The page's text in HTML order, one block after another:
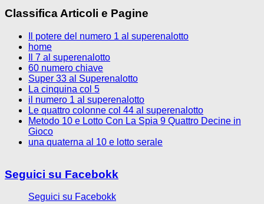
Classifica Articoli e Pagine
Il potere del numero 1 al superenalotto
home
Il 7 al superenalotto
60 numero chiave
Super 33 al Superenalotto
La cinquina col 5
il numero 1 al superenalotto
Le quattro colonne col 44 al superenalotto
Metodo 10 e Lotto Con La Spia 9 Quattro Decine in
Gioco
una quaterna al 10 e lotto serale
Seguici su Facebokk
Seguici su Facebokk